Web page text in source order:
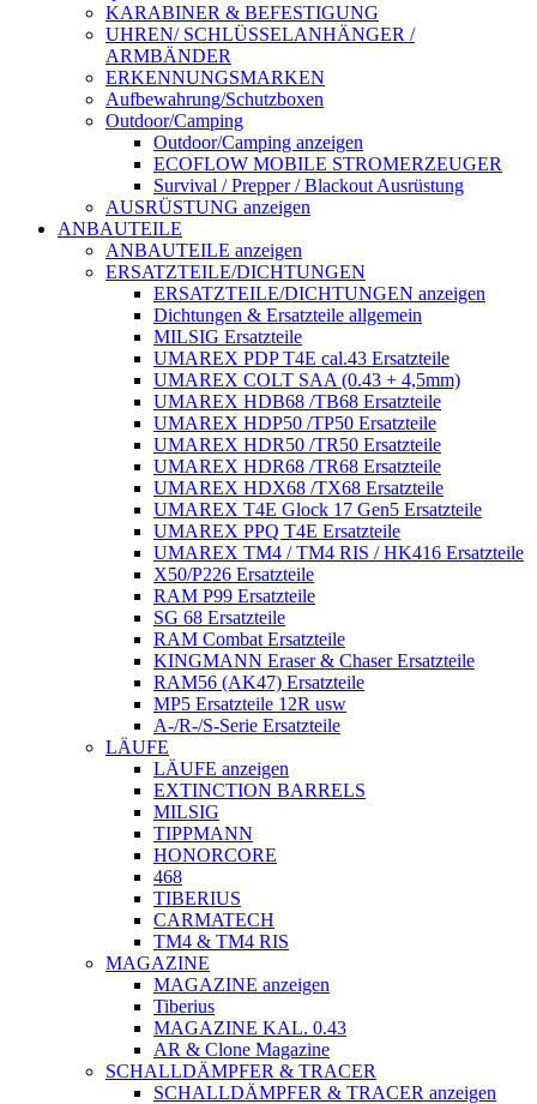
KARABINER & BEFESTIGUNG
UHREN/ SCHLÜSSELANHÄNGER /
ARMBÄNDER
ERKENNUNGSMARKEN
Aufbewahrung/Schutzboxen
Outdoor/Camping
Outdoor/Camping anzeigen
ECOFLOW MOBILE STROMERZEUGER
Survival / Prepper / Blackout Ausrüstung
AUSRÜSTUNG anzeigen
ANBAUTEILE
ANBAUTEILE anzeigen
ERSATZTEILE/DICHTUNGEN
ERSATZTEILE/DICHTUNGEN anzeigen
Dichtungen & Ersatzteile allgemein
MILSIG Ersatzteile
UMAREX PDP T4E cal.43 Ersatzteile
UMAREX COLT SAA (0.43 + 4,5mm)
UMAREX HDB68 /TB68 Ersatzteile
UMAREX HDP50 /TP50 Ersatzteile
UMAREX HDR50 /TR50 Ersatzteile
UMAREX HDR68 /TR68 Ersatzteile
UMAREX HDX68 /TX68 Ersatzteile
UMAREX T4E Glock 17 Gen5 Ersatzteile
UMAREX PPQ T4E Ersatzteile
UMAREX TM4 / TM4 RIS / HK416 Ersatzteile
X50/P226 Ersatzteile
RAM P99 Ersatzteile
SG 68 Ersatzteile
RAM Combat Ersatzteile
KINGMANN Eraser & Chaser Ersatzteile
RAM56 (AK47) Ersatzteile
MP5 Ersatzteile 12R usw
A-/R-/S-Serie Ersatzteile
LÄUFE
LÄUFE anzeigen
EXTINCTION BARRELS
MILSIG
TIPPMANN
HONORCORE
468
TIBERIUS
CARMATECH
TM4 & TM4 RIS
MAGAZINE
MAGAZINE anzeigen
Tiberius
MAGAZINE KAL. 0.43
AR & Clone Magazine
SCHALLDÄMPFER & TRACER
SCHALLDÄMPFER & TRACER anzeigen